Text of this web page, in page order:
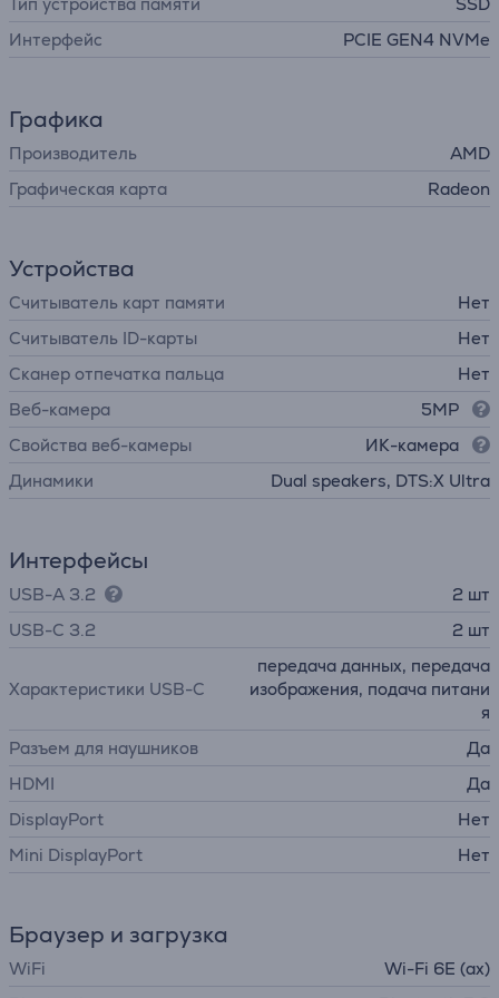
Интерфейс
PCIE GEN4 NVMe
Графика
Производитель
AMD
Графическая карта
Radeon
Устройства
Считыватель карт памяти
Нет
Считыватель ID-карты
Нет
Сканер отпечатка пальца
Нет
Веб-камера
5MP
Свойства веб-камеры
ИК-камера
Динамики
Dual speakers, DTS:X Ultra
Интерфейсы
USB-A 3.2
2 шт
USB-C 3.2
2 шт
Характеристики USB-C
передача данных, передача
изображения, подача питани
я
Разъем для наушников
Да
HDMI
Да
DisplayPort
Нет
Mini DisplayPort
Нет
Браузер и загрузка
WiFi
Wi-Fi 6E (ax)